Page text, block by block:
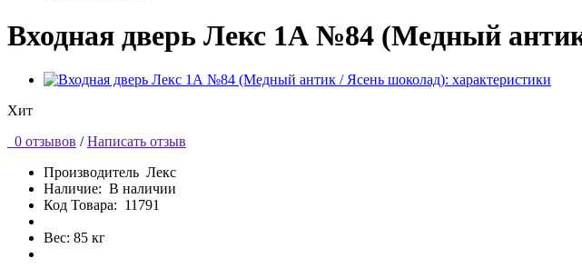
Входная дверь Лекс 1А №84 (Медный
Хит
0 отзывов / Написать отзыв
Производитель Лекс
Наличие: В наличии
Код Товара: 11791
Вес: 85 кг